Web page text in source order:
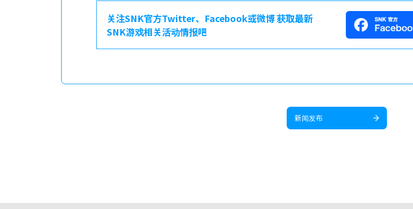
关注SNK官方Twitter、Facebook或微博 获取最新
SNK游戏相关活动情报吧
新闻发布